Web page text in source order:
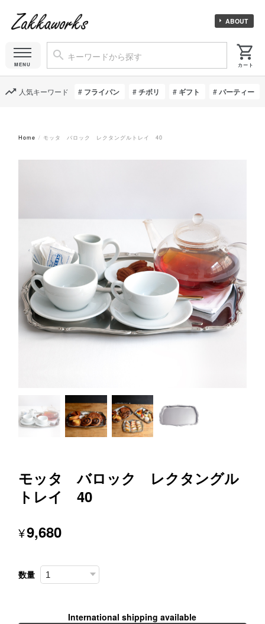
ABOUT
人気キーワード フライパン チボリ ギフト パーティー
Home モッタ バロック レクタングルトレイ 40
モッタ バロック レクタングル
トレイ 40
¥9,680
数量
International shipping available